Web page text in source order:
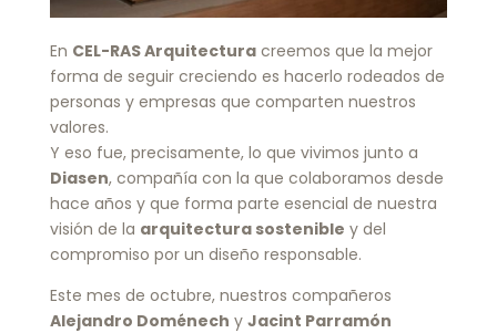
En CEL-RAS Arquitecturacreemos que la mejor
forma de seguir creciendo es hacerlo rodeados de
personas y empresas que comparten nuestros
valores.
Y eso fue, precisamente, lo que vivimos junto a
Diasen, compañía con la que colaboramos desde
hace años y que forma parte esencial de nuestra
visión de la arquitectura sostenible y del
compromiso por un diseño responsable.
Este mes de octubre, nuestros compañeros
Alejandro Doménech y Jacint Parramón